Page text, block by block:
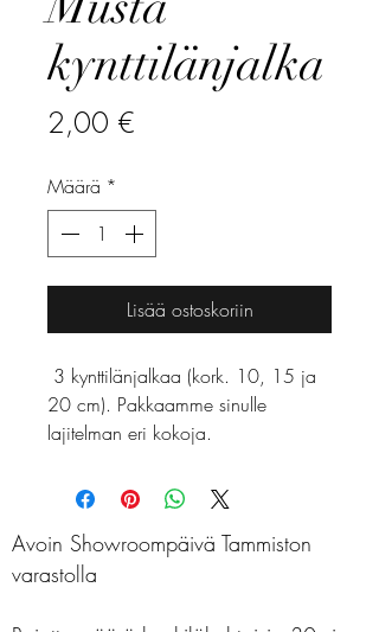
kynttilänjalka
2,00 €
Määrä *
Lisää ostoskoriin
3 kynttilänjalkaa (kork. 10, 15 ja
20 cm). Pakkaamme sinulle
lajitelman eri kokoja.
Avoin Showroompäivä Tammiston
varastolla